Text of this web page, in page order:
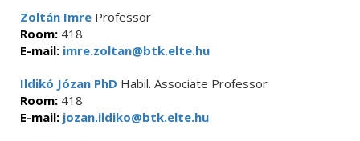
Zoltán Imre Professor
Room: 418
E-mail: imre.zoltan@btk.elte.hu
Ildikó Józan PhD Habil. Associate Professor
Room: 418
E-mail: jozan.ildiko@btk.elte.hu